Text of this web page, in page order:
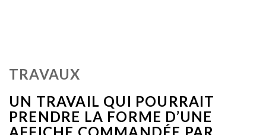
TRAVAUX
UN TRAVAIL QUI POURRAIT
PRENDRE LA FORME D’UNE